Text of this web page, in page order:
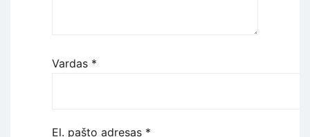
Vardas *
El. pašto adresas *